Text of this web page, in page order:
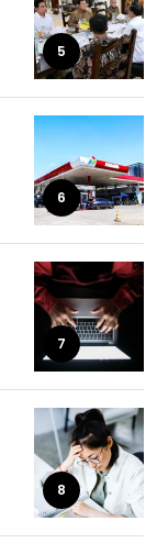
5
6
7
8